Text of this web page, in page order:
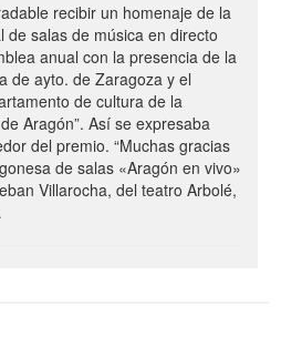
recibir un homenaje de la
de salas de música en directo
anual con la presencia de la
de ayto. de Zaragoza y el
de cultura de la
Aragón”. Así se expresaba
del premio. “Muchas gracias
de salas «Aragón en vivo»
Villarocha, del teatro Arbolé,